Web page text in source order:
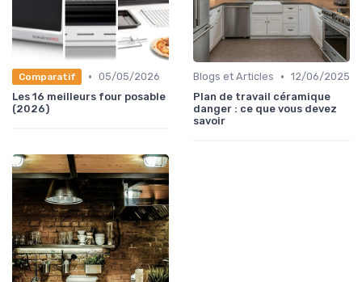
Comparatif • 05/05/2026
Les 16 meilleurs four posable
(2026)
Blogs et Articles • 12/06/2025
Plan de travail céramique
danger : ce que vous devez
savoir